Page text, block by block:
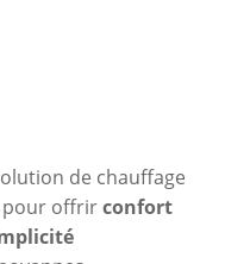
de chauffage
pour offrirconfort